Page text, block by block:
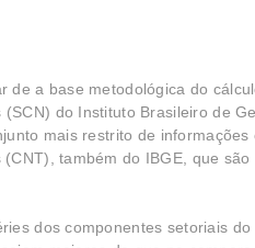
de a base metodológica do
(SCN) do Instituto Brasileiro de
mais restrito de
também do IBGE, que
dos componentes setoriais